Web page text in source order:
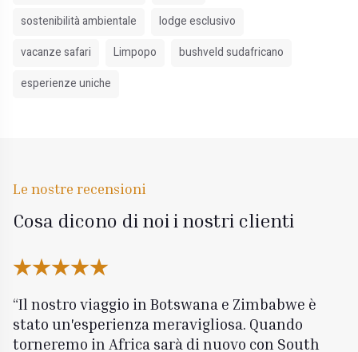
sostenibilità ambientale
lodge esclusivo
vacanze safari
Limpopo
bushveld sudafricano
esperienze uniche
Le nostre recensioni
Cosa dicono di noi i nostri clienti
Il nostro viaggio in Botswana e Zimbabwe è
stato un'esperienza meravigliosa. Quando
torneremo in Africa sarà di nuovo con South